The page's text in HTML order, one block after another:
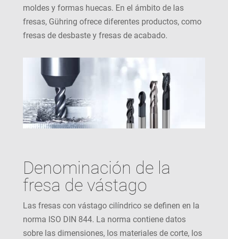
moldes y formas huecas. En el ámbito de las
fresas, Gühring ofrece diferentes productos, como
fresas de desbaste y fresas de acabado.
Denominación de la
fresa de vástago
Las fresas con vástago cilíndrico se definen en la
norma ISO DIN 844. La norma contiene datos
sobre las dimensiones, los materiales de corte, los